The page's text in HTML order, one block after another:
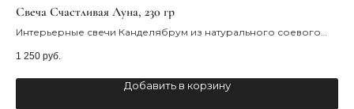
Свеча Счастливая Луна, 230 гр
Интерьерные свечи Канделябрум из натурального соевого
безупречность и натуральность. Они являются украшением
атмосферу уюта и комфорта в доме.
1 250 руб.
Добавить в корзину